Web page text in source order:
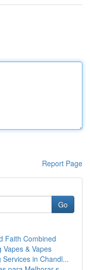
Report Page
Go
Faith Combined
& Vapes
in Chandl...